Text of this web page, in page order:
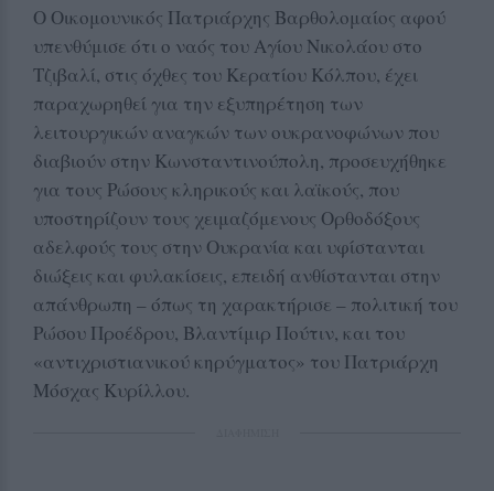
Ο Οικομουνικός Πατριάρχης Βαρθολομαίος αφού
υπενθύμισε ότι ο ναός του Αγίου Νικολάου στο
Τζιβαλί, στις όχθες του Κερατίου Κόλπου, έχει
παραχωρηθεί για την εξυπηρέτηση των
λειτουργικών αναγκών των ουκρανοφώνων που
διαβιούν στην Κωνσταντινούπολη, προσευχήθηκε
για τους Ρώσους κληρικούς και λαϊκούς, που
υποστηρίζουν τους χειμαζόμενους Ορθοδόξους
αδελφούς τους στην Ουκρανία και υφίστανται
διώξεις και φυλακίσεις, επειδή ανθίστανται στην
απάνθρωπη – όπως τη χαρακτήρισε – πολιτική του
Ρώσου Προέδρου, Βλαντίμιρ Πούτιν, και του
«αντιχριστιανικού κηρύγματος» του Πατριάρχη
Μόσχας Κυρίλλου.